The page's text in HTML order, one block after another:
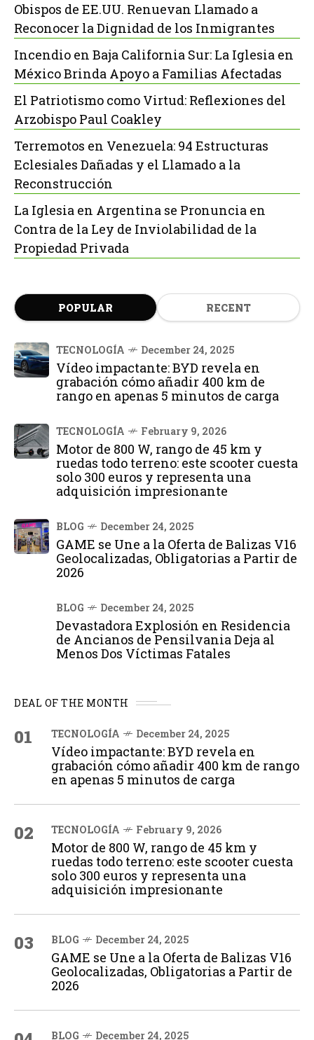
Obispos de EE.UU. Renuevan Llamado a
Reconocer la Dignidad de los Inmigrantes
Incendio en Baja California Sur: La Iglesia en
México Brinda Apoyo a Familias Afectadas
El Patriotismo como Virtud: Reflexiones del
Arzobispo Paul Coakley
Terremotos en Venezuela: 94 Estructuras
Eclesiales Dañadas y el Llamado a la
Reconstrucción
La Iglesia en Argentina se Pronuncia en
Contra de la Ley de Inviolabilidad de la
Propiedad Privada
POPULAR RECENT
TECNOLOGÍA December 24, 2025
Vídeo impactante: BYD revela en
grabación cómo añadir 400 km de
rango en apenas 5 minutos de carga
TECNOLOGÍA February 9, 2026
Motor de 800 W, rango de 45 km y
ruedas todo terreno: este scooter cuesta
solo 300 euros y representa una
adquisición impresionante
BLOG December 24, 2025
GAME se Une a la Oferta de Balizas V16
Geolocalizadas, Obligatorias a Partir de
2026
BLOG December 24, 2025
Devastadora Explosión en Residencia
de Ancianos de Pensilvania Deja al
Menos Dos Víctimas Fatales
DEAL OF THE MONTH
01 TECNOLOGÍA December 24, 2025
Vídeo impactante: BYD revela en
grabación cómo añadir 400 km de rango
en apenas 5 minutos de carga
02 TECNOLOGÍA February 9, 2026
Motor de 800 W, rango de 45 km y
ruedas todo terreno: este scooter cuesta
solo 300 euros y representa una
adquisición impresionante
03 BLOG December 24, 2025
GAME se Une a la Oferta de Balizas V16
Geolocalizadas, Obligatorias a Partir de
2026
BLOG December 24, 2025